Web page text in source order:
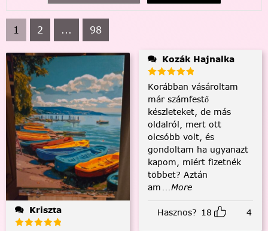
1 2 ... 98
Kriszta
Kozák Hajnalka
Korábban vásároltam
már számfestő
készleteket, de más
oldalról, mert ott
olcsóbb volt, és
gondoltam ha ugyanazt
kapom, miért fizetnék
többet? Aztán
am ...More
Hasznos? 18 4